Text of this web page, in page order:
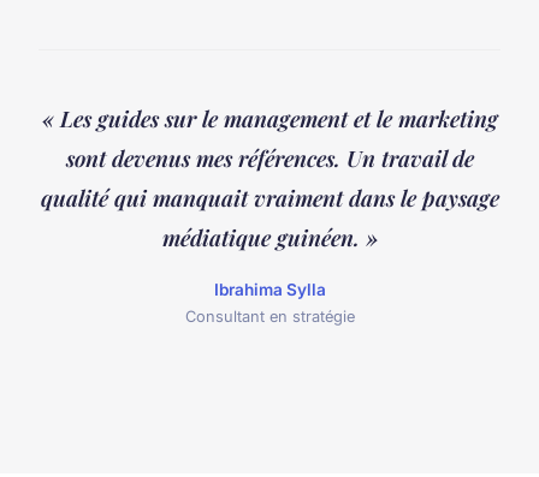
« Les guides sur le management et le marketing
sont devenus mes références. Un travail de
qualité qui manquait vraiment dans le paysage
médiatique guinéen. »
Ibrahima Sylla
Consultant en stratégie